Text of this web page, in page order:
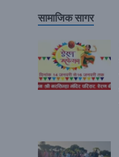
सामाजिक सागर